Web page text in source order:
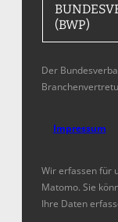
(BWP)
Der
Impressum
Wir erfassen für
Matomo. Sie
Ihre Daten